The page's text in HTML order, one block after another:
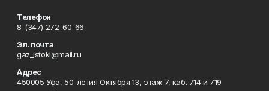
Телефон
8-(347) 272-60-66
Эл. почта
gaz_istoki@mail.ru
Адрес
450005 Уфа, 50-летия Октября 13, этаж 7, каб. 714 и 719